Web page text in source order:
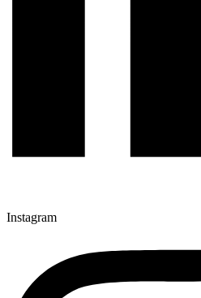
Instagram